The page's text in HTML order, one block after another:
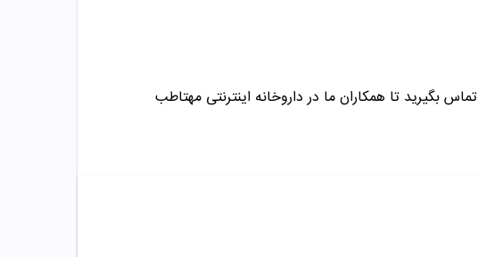
تماس بگیرید تا همکاران ما در داروخانه اینترنتی مهتاطب